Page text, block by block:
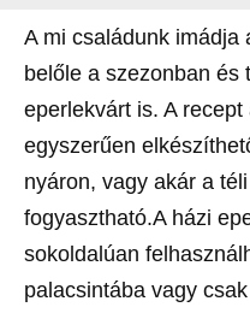
A mi családunk imádja
belőle a szezonban és
eperlekvárt is. A
egyszerűen
nyáron, vagy akár a
fogyasztható.A házi
sokoldalúan
palacsintába vagy